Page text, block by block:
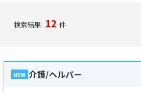
検索結果: 12 件
NEW 介護/ヘルパー